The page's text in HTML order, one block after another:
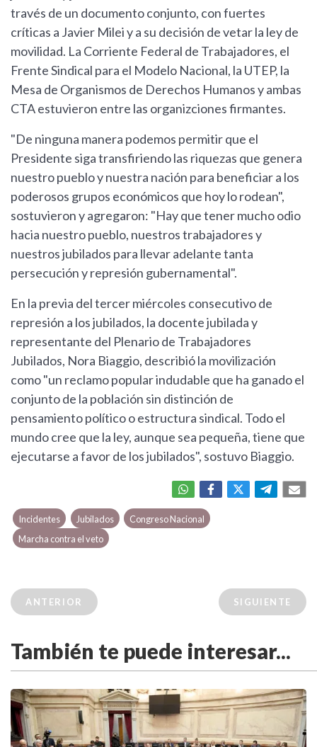
través de un documento conjunto, con fuertes
críticas a Javier Milei y a su decisión de vetar la ley de
movilidad. La Corriente Federal de Trabajadores, el
Frente Sindical para el Modelo Nacional, la UTEP, la
Mesa de Organismos de Derechos Humanos y ambas
CTA estuvieron entre las organizciones firmantes.
"De ninguna manera podemos permitir que el
Presidente siga transfiriendo las riquezas que genera
nuestro pueblo y nuestra nación para beneficiar a los
poderosos grupos económicos que hoy lo rodean",
sostuvieron y agregaron: "Hay que tener mucho odio
hacia nuestro pueblo, nuestros trabajadores y
nuestros jubilados para llevar adelante tanta
persecución y represión gubernamental".
En la previa del tercer miércoles consecutivo de
represión a los jubilados, la docente jubilada y
representante del Plenario de Trabajadores
Jubilados, Nora Biaggio, describió la movilización
como "un reclamo popular indudable que ha ganado el
conjunto de la población sin distinción de
pensamiento político o estructura sindical. Todo el
mundo cree que la ley, aunque sea pequeña, tiene que
ejecutarse a favor de los jubilados", sostuvo Biaggio.
Incidentes Jubilados
Congreso Nacional
Marcha contra el veto
ANTERIOR SIGUIENTE
También te puede interesar...